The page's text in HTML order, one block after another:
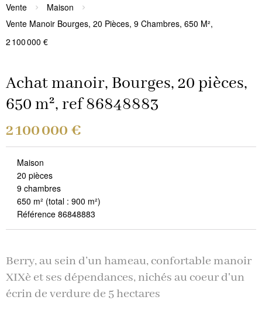
Vente
Maison
Vente Manoir Bourges, 20 Pièces, 9 Chambres, 650 M²,
2 100 000 €
Achat manoir, Bourges, 20 pièces,
650 m², ref 86848883
2 100 000 €
Maison
20 pièces
9 chambres
650 m² (total : 900 m²)
Référence 86848883
Berry, au sein d’un hameau, confortable manoir
XIXè et ses dépendances, nichés au coeur d'un
écrin de verdure de 5 hectares